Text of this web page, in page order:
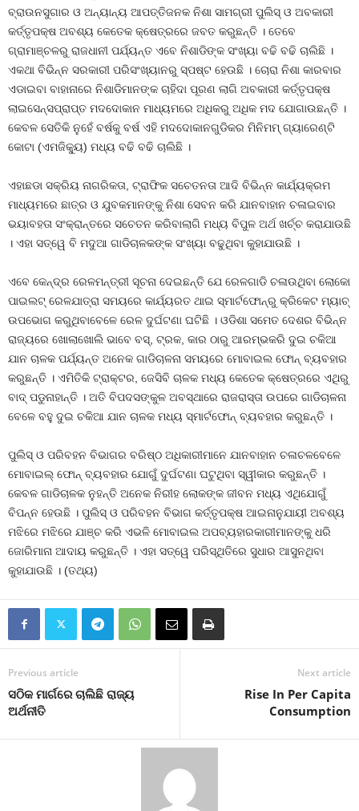
ବ୍ରାଉନସୁଗାର ଓ ଅନ୍ୟାନ୍ୟ ଆପତ୍ତିଜନକ ନିଶା ସାମଗ୍ରୀ ପୁଲିସ୍‍ ଓ ଅବକାରୀ
କର୍ତ୍ତୃପକ୍ଷ ଅବଶ୍ୟ କେତେକ କ୍ଷେତ୍ରରେ ଜବତ କରୁଛନ୍ତି । ତେବେ
ଗ୍ରାମାଞ୍ଚଳରୁ ରାଜଧାନୀ ପର୍ଯ୍ୟନ୍ତ ଏବେ ନିଶାଡିଙ୍କ ସଂଖ୍ୟା ବଢି ବଢି ଚାଲିଛି ।
ଏକଥା ବିଭିନ୍ନ ସରକାରୀ ପରିସଂଖ୍ୟାନରୁ ସ୍ପଷ୍ଟ ହେଉଛି । ଚୋରା ନିଶା କାରବାର
ଏଡାଇବା ବାହାନାରେ ନିଶାଡିମାନଙ୍କ ଚାହିଦା ପୂରଣ ଲାଗି ଅବକାରୀ କର୍ତ୍ତୃପକ୍ଷ
ଲାଇସେନ୍ସପ୍ରାପ୍ତ ମଦଦୋକାନ ମାଧ୍ୟମରେ ଅଧିକରୁ ଅଧିକ ମଦ ଯୋଗାଉଛନ୍ତି ।
କେବଳ ସେତିକି ନୁହେଁ ବର୍ଷକୁ ବର୍ଷ ଏହି ମଦଦୋକାନଗୁଡିକର ମିନିମମ୍‍ ଗ୍ୟାରେଣ୍ଟି
କୋଟା (ଏମଜିକ୍ୟୁ) ମଧ୍ୟ ବଢି ବଢି ଚାଲିଛି ।
ଏହାଛଡା ସକ୍ରିୟ ନାଗରିକତା, ଟ୍ରାଫିକ ସଚେତନତା ଆଦି ବିଭିନ୍ନ କାର୍ଯ୍ୟକ୍ରମ
ମାଧ୍ୟମରେ ଛାତ୍ର ଓ ଯୁବକମାନଙ୍କୁ ନିଶା ସେବନ କରି ଯାନବାହାନ ଚଳାଇବାର
ଭୟାବହତା ସଂକ୍ରାନ୍ତରେ ସଚେତନ କରିବାଲାଗି ମଧ୍ୟ ବିପୁଳ ଅର୍ଥ ଖର୍ଚ୍ଚ କରାଯାଉଛି
। ଏହା ସତ୍ୱେ ବି ମଦୁଆ ଗାଡିଚାଳକଙ୍କ ସଂଖ୍ୟା ବଢୁଥିବା କୁହାଯାଉଛି ।
ଏବେ କେନ୍ଦ୍ର ରେଳମନ୍ତ୍ରୀ ସୂଚନା ଦେଇଛନ୍ତି ଯେ ରେଳଗାଡି ଚଳାଉଥିବା ଲୋକୋ
ପାଇଲଟ୍‍ ରେଳଯାତ୍ରା ସମୟରେ କାର୍ଯ୍ୟରତ ଥାଇ ସ୍ମାର୍ଟଫୋନ୍‍ରୁ କ୍ରିକେଟ ମ୍ୟାଚ୍‍
ଉପଭୋଗ କରୁଥିବାବେଳେ ରେଳ ଦୁର୍ଘଟଣା ଘଟିଛି । ଓଡିଶା ସମେତ ଦେଶର ବିଭିନ୍ନ
ରାଜ୍ୟରେ ଖୋଲାଖୋଲି ଭାବେ ବସ୍‍, ଟ୍ରକ, କାର ଠାରୁ ଆରମ୍ଭକରି ଦୁଇ ଚକିଆ
ଯାନ ଚାଳକ ପର୍ଯ୍ୟନ୍ତ ଅନେକ ଗାଡିଚାଳନା ସମୟରେ ମୋବାଇଲ ଫୋନ୍‍ ବ୍ୟବହାର
କରୁଛନ୍ତି । ଏମିତିକି ଟ୍ରାକ୍ଟର, ଜେସିବି ଚାଳକ ମଧ୍ୟ କେତେକ କ୍ଷେତ୍ରରେ ଏଥିରୁ
ବାଦ୍‍ ପଡୁନାହାନ୍ତି । ଅତି ବିପଦସଙ୍କୁଳ ଅବସ୍ଥାରେ ରାଜରାସ୍ତା ଉପରେ ଗାଡିଚାଳନା
ବେଳେ ବହୁ ଦୁଇ ଚକିଆ ଯାନ ଚାଳକ ମଧ୍ୟ ସ୍ମାର୍ଟଫୋନ୍‍ ବ୍ୟବହାର କରୁଛନ୍ତି ।
ପୁଲିସ୍‍ ଓ ପରିବହନ ବିଭାଗର ବରିଷ୍ଠ ଅଧିକାରୀମାନେ ଯାନବାହାନ ଚଳାଚଳବେଳେ
ମୋବାଇଲ୍‍ ଫୋନ୍‍ ବ୍ୟବହାର ଯୋଗୁଁ ଦୁର୍ଘଟଣା ଘଟୁଥିବା ସ୍ୱୀକାର କରୁଛନ୍ତି ।
କେବଳ ଗାଡିଚାଳକ ନୁହନ୍ତି ଅନେକ ନିରୀହ ଲୋକଙ୍କ ଜୀବନ ମଧ୍ୟ ଏଥିଯୋଗୁଁ
ବିପନ୍ନ ହେଉଛି । ପୁଲିସ୍‍ ଓ ପରିବହନ ବିଭାଗ କର୍ତ୍ତୃପକ୍ଷ ଆଇନାନୁଯାୟୀ ଅବଶ୍ୟ
ମଝିରେ ମଝିରେ ଯାଞ୍ଚ କରି ଏଭଳି ମୋବାଇଲ ଅପବ୍ୟହାରକାରୀମାନଙ୍କୁ ଧରି
ଜୋରିମାନା ଆଦାୟ କରୁଛନ୍ତି । ଏହା ସତ୍ୱେ ପରିସ୍ଥିତିରେ ସୁଧାର ଆସୁନଥିବା
କୁହାଯାଉଛି । (ତଥ୍ୟ)
Previous article
ସଠିକ ମାର୍ଗରେ ଚାଲିଛି ରାଜ୍ୟ
ଅର୍ଥନୀତି
Next article
Rise In Per Capita
Consumption